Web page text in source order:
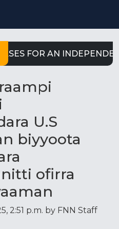
FOR AN
U.S
biyyoota
ofirra
2:51 p.m. by FNN Staff